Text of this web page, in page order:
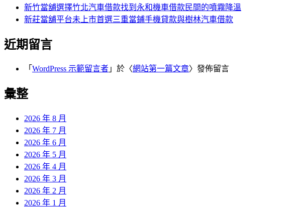
新竹當舖選擇竹北汽車借款找到永和機車借款民間的噴霧降溫
新莊當舖平台未上市首選三重當鋪手機貸款與樹林汽車借款
近期留言
「 WordPress 示範留言者 」於〈網站第一篇文章〉發佈留言
彙整
2026 年 8 月
2026 年 7 月
2026 年 6 月
2026 年 5 月
2026 年 4 月
2026 年 3 月
2026 年 2 月
2026 年 1 月